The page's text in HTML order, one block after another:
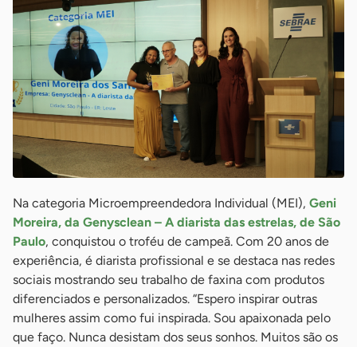
Na categoria Microempreendedora Individual (MEI), Geni
Moreira, da Genysclean – A diarista das estrelas, de São
Paulo, conquistou o troféu de campeã. Com 20 anos de
experiência, é diarista profissional e se destaca nas redes
sociais mostrando seu trabalho de faxina com produtos
diferenciados e personalizados. “Espero inspirar outras
mulheres assim como fui inspirada. Sou apaixonada pelo
que faço. Nunca desistam dos seus sonhos. Muitos são os